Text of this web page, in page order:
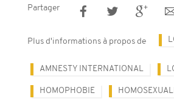
Partager
Plus d'informations à propos de
AMNESTY INTERNATIONAL
HOMOPHOBIE